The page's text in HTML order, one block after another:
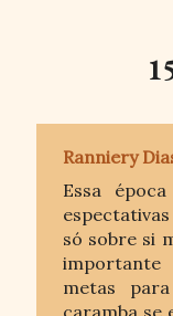
Ranniery
Essa
só sobre si
importante
metas
caramba se